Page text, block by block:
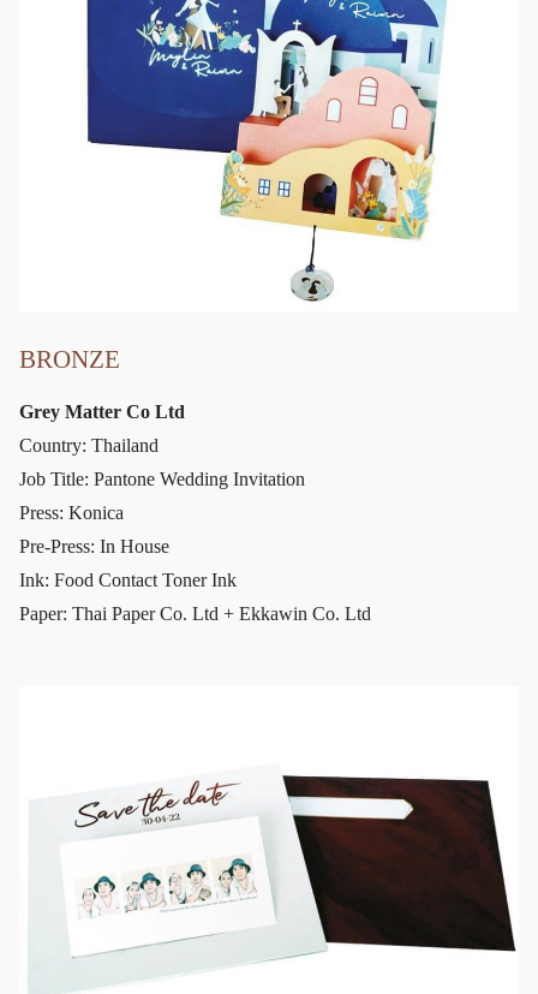
BRONZE
Grey Matter Co Ltd
Country: Thailand
Job Title: Pantone Wedding Invitation
Press: Konica
Pre-Press: In House
Ink: Food Contact Toner Ink
Paper: Thai Paper Co. Ltd + Ekkawin Co. Ltd